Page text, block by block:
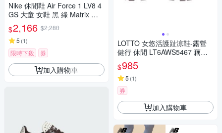
Nike 休閒鞋 Air Force 1 LV8 4
GS 大童 女鞋 黑 綠 Matrix 駭
客任務 HV4763-001
$2,166 $2,280
5 (1)
限時下殺 券
加入購物車
LOTTO 女悠活護趾涼鞋-露營
健行 休閒 LT6AWS5467 藕紫
黑
$985
5 (1)
券
加入購物車